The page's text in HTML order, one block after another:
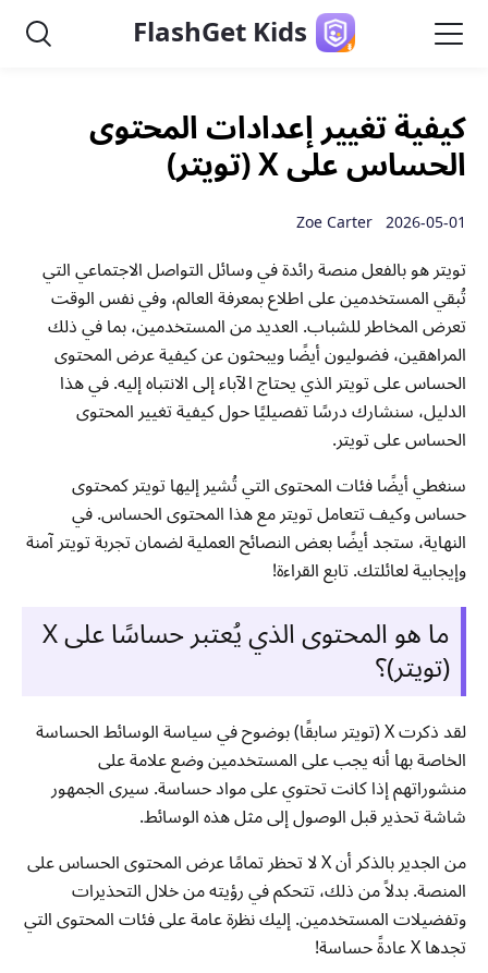
FlashGet Kids
كيفية تغيير إعدادات المحتوى
الحساس على X (تويتر)
2026-05-01 Zoe Carter
تويتر هو بالفعل منصة رائدة في وسائل التواصل الاجتماعي التي
تُبقي المستخدمين على اطلاع بمعرفة العالم، وفي نفس الوقت
تعرض المخاطر للشباب. العديد من المستخدمين، بما في ذلك
المراهقين، فضوليون أيضًا ويبحثون عن كيفية عرض المحتوى
الحساس على تويتر الذي يحتاج الآباء إلى الانتباه إليه. في هذا
الدليل، سنشارك درسًا تفصيليًا حول كيفية تغيير المحتوى
الحساس على تويتر.
سنغطي أيضًا فئات المحتوى التي تُشير إليها تويتر كمحتوى
حساس وكيف تتعامل تويتر مع هذا المحتوى الحساس. في
النهاية، ستجد أيضًا بعض النصائح العملية لضمان تجربة تويتر آمنة
وإيجابية لعائلتك. تابع القراءة!
ما هو المحتوى الذي يُعتبر حساسًا على X
(تويتر)؟
لقد ذكرت X (تويتر سابقًا) بوضوح في سياسة الوسائط الحساسة
الخاصة بها أنه يجب على المستخدمين وضع علامة على
منشوراتهم إذا كانت تحتوي على مواد حساسة. سيرى الجمهور
شاشة تحذير قبل الوصول إلى مثل هذه الوسائط.
من الجدير بالذكر أن X لا تحظر تمامًا عرض المحتوى الحساس على
المنصة. بدلاً من ذلك، تتحكم في رؤيته من خلال التحذيرات
وتفضيلات المستخدمين. إليك نظرة عامة على فئات المحتوى التي
تجدها X عادةً حساسة!